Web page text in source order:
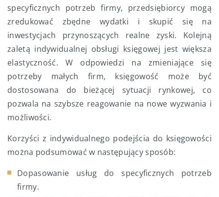
specyficznych potrzeb firmy, przedsiębiorcy mogą
zredukować zbędne wydatki i skupić się na
inwestycjach przynoszących realne zyski. Kolejną
zaletą indywidualnej obsługi księgowej jest większa
elastyczność. W odpowiedzi na zmieniające się
potrzeby małych firm, księgowość może być
dostosowana do bieżącej sytuacji rynkowej, co
pozwala na szybsze reagowanie na nowe wyzwania i
możliwości.
Korzyści z indywidualnego podejścia do księgowości
można podsumować w następujący sposób:
Dopasowanie usług do specyficznych potrzeb
firmy.